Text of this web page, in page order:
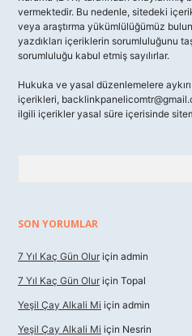
vermektedir. Bu nedenle, sitedeki
veya araştırma yükümlülüğümüz
yazdıkları içeriklerin sorumluluğunu
sorumluluğu kabul etmiş sayılırlar.
Hukuka ve yasal düzenlemelere
içerikleri,
ilgili içerikler yasal süre içerisinde
SON YORUMLAR
7 Yıl Kaç Gün Olur için admin
7 Yıl Kaç Gün Olur için Topal
Yeşil Çay Alkali Mi için admin
Yeşil Çay Alkali Mi için Nesrin